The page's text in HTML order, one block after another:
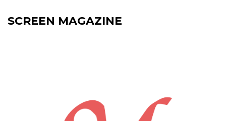
SCREEN MAGAZINE